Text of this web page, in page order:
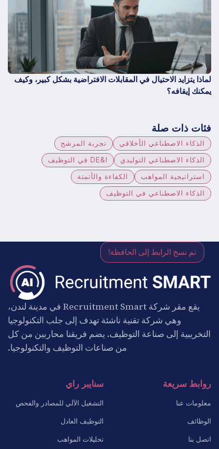
لماذا يتزايد الاحتيال في المقابلات الافتراضية بشكل كبير، وكيف
يمكنك إيقافه؟
فئات ذات صلة
الذكاء الاصطناعي الأخلاقي
تجربة المرشح
الذكاء الاصطناعي التوليدي
DE&I في التوظيف
استراتيجية المواهب
الكفاءة والأتمتة
الذكاء الاصطناعي في التوظيف
تم نسخ الرابط إلى الحافظة!
يقع مقر شركة Recruitment Smart في مدينة لندن،
وهي شركة تقنية ناشئة تهدف إلى جلب التكنولوجيا
التخريبية إلى صناعة التوظيف. يضم فريقنا محاربين من كل
من صناعات التوظيف والتكنولوجيا.
روابط سريعة
معلومات عنا
الوظائف
اتصل بنا
سنايبر راي
التشغيل الآلي للمصادر والفحص
التوظيف العادل
تحليلات المواهب